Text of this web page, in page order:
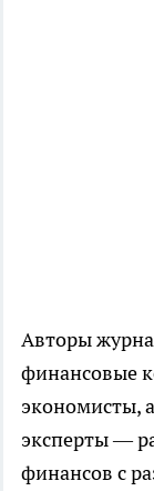
Авторы
финансовые
экономисты,
эксперты —
финансов с